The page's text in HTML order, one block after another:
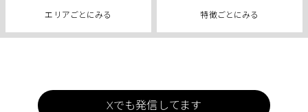
エリアごとにみる 特徴ごとにみる
Xでも発信してます